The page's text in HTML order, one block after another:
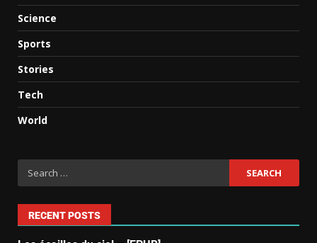
Science
Sports
Stories
Tech
World
RECENT POSTS